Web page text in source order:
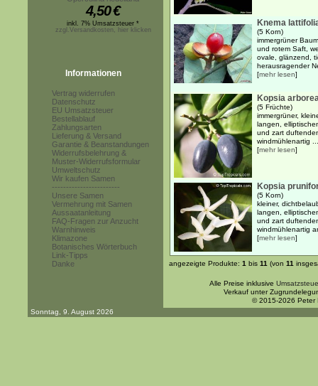
4,50€
inkl. 7% Umsatzsteuer *
zzgl.Versandkosten, hier klicken
Informationen
Vertrag widerrufen
Datenschutz
EU Umsatzsteuer
Bestellablauf
Zahlungsarten
Lieferung & Versand
Garantie & Beanstandungen
Widerrufsbelehrung &
Muster-Widerrufsformular
Umweltschutz
Wir kaufen Samen
------------------------
Unsere Samen
Vermehrung mit Samen
Aussaatanleitung
FAQ-Fragen zur Anzucht
Warnhinweis
Klimazone
Botanisches Wörterbuch
Link-Tipps
Danke
Knema
(5 Korn)
immergrüner
und rotem Saft,
ovale, glänzend,
herausragender
[mehr lesen]
Kopsia
(5 Früchte)
immergrüner,
langen,
und zart
windmühlenartig ...
[mehr lesen]
Kopsia
(5 Korn)
kleiner,
langen,
und zart
windmühlenartig
[mehr lesen]
angezeigte Produkte: 1 bis 11 (von 11
Alle Preise inklusive
Verkauf unter
© 2015-2026 Peter
Sonntag, 9. August 2026